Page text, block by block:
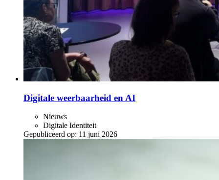
Digitale weerbaarheid en AI
Nieuws
Digitale Identiteit
Gepubliceerd op: 11 juni 2026